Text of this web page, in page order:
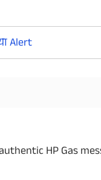
Alert
HP Gas
और देखें